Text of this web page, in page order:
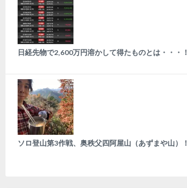
日経先物で2,600万円溶かして得たものとは・・・！
ソロ登山第3作戦、奥秩父四阿屋山（あずまや山）！